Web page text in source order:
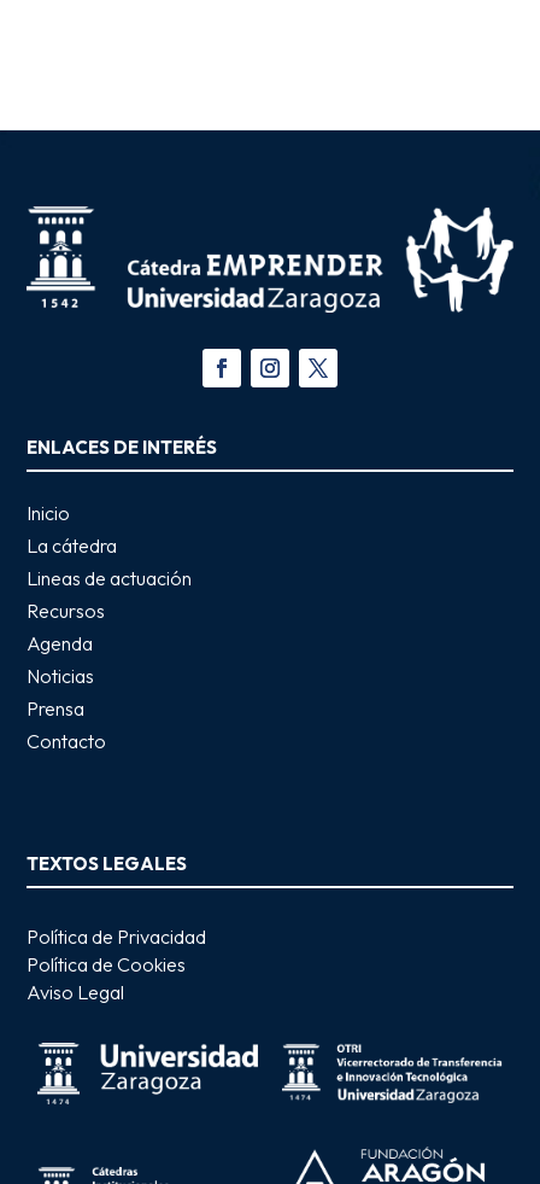
ENLACES DE INTERÉS
Inicio
La cátedra
Lineas de actuación
Recursos
Agenda
Noticias
Prensa
Contacto
TEXTOS LEGALES
Política de Privacidad
Política de Cookies
Aviso Legal